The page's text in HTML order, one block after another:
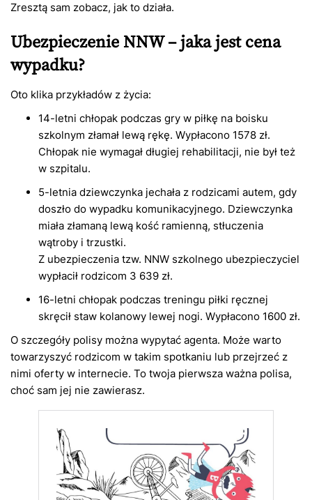
Zresztą sam zobacz, jak to działa.
Ubezpieczenie NNW – jaka jest cena
wypadku?
Oto klika przykładów z życia:
14-letni chłopak podczas gry w piłkę na boisku
szkolnym złamał lewą rękę. Wypłacono 1578 zł.
Chłopak nie wymagał długiej rehabilitacji, nie był też
w szpitalu.
5-letnia dziewczynka jechała z rodzicami autem, gdy
doszło do wypadku komunikacyjnego. Dziewczynka
miała złamaną lewą kość ramienną, stłuczenia
wątroby i trzustki.
Z ubezpieczenia tzw. NNW szkolnego ubezpieczyciel
wypłacił rodzicom 3 639 zł.
16-letni chłopak podczas treningu piłki ręcznej
skręcił staw kolanowy lewej nogi. Wypłacono 1600 zł.
O szczegóły polisy można wypytać agenta. Może warto
towarzyszyć rodzicom w takim spotkaniu lub przejrzeć z
nimi oferty w internecie. To twoja pierwsza ważna polisa,
choć sam jej nie zawierasz.